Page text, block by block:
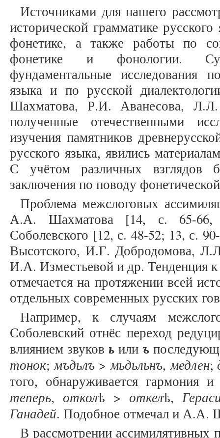
Источниками для нашего
исторической грамматике
фонетике, а также работы по
фонетике и фонологии.
фундаментальные исследования
языка и по русской
Шахматова, Р.И. Аванесова,
полученные отечественными
изучения памятников
русского языка, явились
С учётом различных взглядов
заключения по поводу
Проблема межслоговых
А.А. Шахматова [14, с. 65-
Соболевского [12, с. 48-52; 13, с.
Высотского, И.Г. Добродомова,
И.А. Изместьевой и др. Тенденция
отмечается на протяжении всей
отдельных современных русских
Например, к случаям
Соболевский отнёс переход
влиянием звуков ь или ъ
тонок;мъдьлъ>мьдьльнъ,медлен;
того, обнаруживается гармония
теперь, отколѣ > откелѣ,
Ганадей. Подобное отмечал и А.А.
В рассмотрении ассимилятивных